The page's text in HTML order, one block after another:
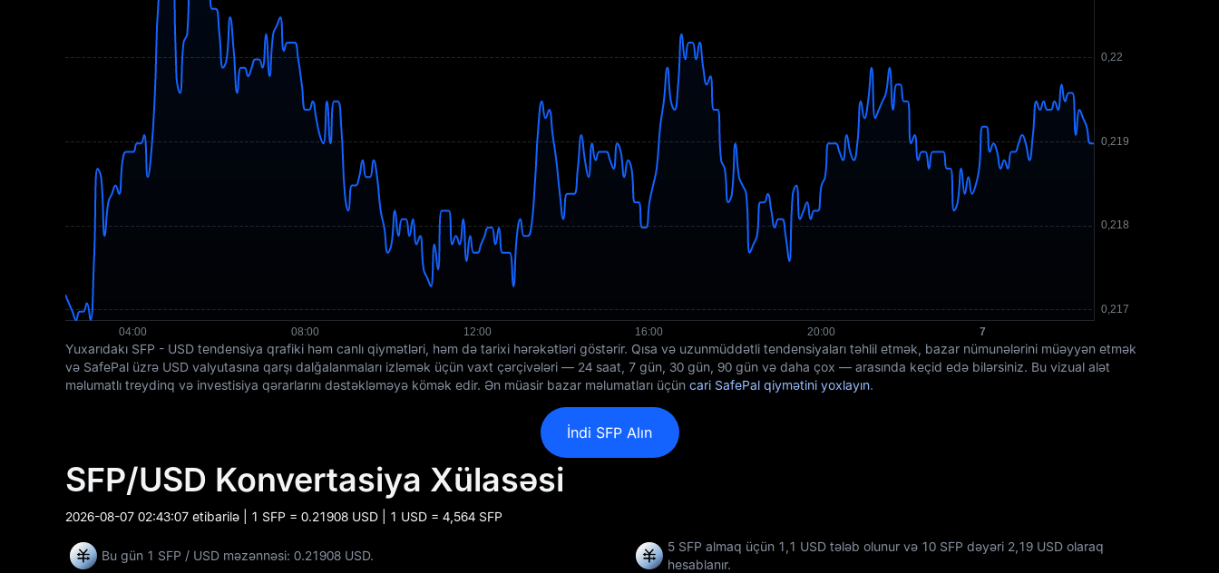
Yuxarıdakı SFP - USD tendensiya qrafiki həm canlı qiymətləri, həm də tarixi hərəkətləri göstərir. Qısa və uzunmüddətli tendensiyaları təhlil etmək, bazar nümunələrini müəyyən etmək
və SafePal üzrə USD valyutasına qarşı dalğalanmaları izləmək üçün vaxt çərçivələri — 24 saat, 7 gün, 30 gün, 90 gün və daha çox — arasında keçid edə bilərsiniz. Bu vizual alət
məlumatlı treydinq və investisiya qərarlarını dəstəkləməyə kömək edir. Ən müasir bazar məlumatları üçün cari SafePal qiymətini yoxlayın.
İndi SFP Alın
SFP/USD Konvertasiya Xülasəsi
2026-08-07 02:43:07 etibarilə | 1 SFP = 0.21908 USD | 1 USD = 4,564 SFP
Bu gün 1 SFP / USD məzənnəsi: 0.21908 USD.
5 SFP almaq üçün 1,1 USD tələb olunur və 10 SFP dəyəri 2,19 USD olaraq
hesablanır.